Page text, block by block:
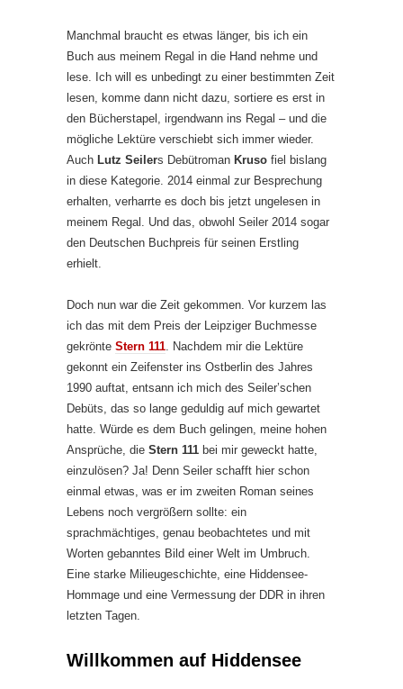
Manchmal braucht es etwas länger, bis ich ein
Buch aus meinem Regal in die Hand nehme und
lese. Ich will es unbedingt zu einer bestimmten Zeit
lesen, komme dann nicht dazu, sortiere es erst in
den Bücherstapel, irgendwann ins Regal – und die
mögliche Lektüre verschiebt sich immer wieder.
Auch Lutz Seilers Debütroman Kruso fiel bislang
in diese Kategorie. 2014 einmal zur Besprechung
erhalten, verharrte es doch bis jetzt ungelesen in
meinem Regal. Und das, obwohl Seiler 2014 sogar
den Deutschen Buchpreis für seinen Erstling
erhielt.
Doch nun war die Zeit gekommen. Vor kurzem las
ich das mit dem Preis der Leipziger Buchmesse
gekrönte Stern 111 . Nachdem mir die Lektüre
gekonnt ein Zeifenster ins Ostberlin des Jahres
1990 auftat, entsann ich mich des Seiler’schen
Debüts, das so lange geduldig auf mich gewartet
hatte. Würde es dem Buch gelingen, meine hohen
Ansprüche, die Stern 111 bei mir geweckt hatte,
einzulösen? Ja! Denn Seiler schafft hier schon
einmal etwas, was er im zweiten Roman seines
Lebens noch vergrößern sollte: ein
sprachmächtiges, genau beobachtetes und mit
Worten gebanntes Bild einer Welt im Umbruch.
Eine starke Milieugeschichte, eine Hiddensee-
Hommage und eine Vermessung der DDR in ihren
letzten Tagen.
Willkommen auf Hiddensee